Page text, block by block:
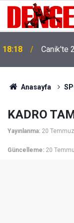
18:18 Canik'te
Anasayfa
KADRO
Yayınlanma: 20
Güncelleme: 20